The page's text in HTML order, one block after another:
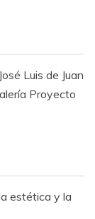
Luis de Juan
Proyecto
estética y la